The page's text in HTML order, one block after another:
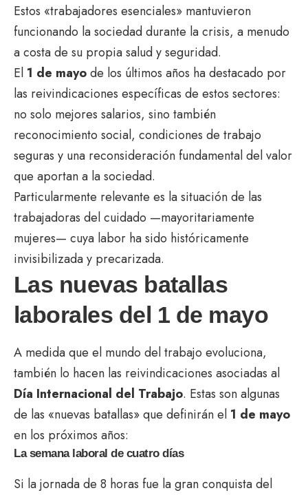
Estos «trabajadores esenciales» mantuvieron
funcionando la sociedad durante la crisis, a menudo
a costa de su propia salud y seguridad.
El 1 de mayode los últimos años ha destacado por
las reivindicaciones específicas de estos sectores:
no solo mejores salarios, sino también
reconocimiento social, condiciones de trabajo
seguras y una reconsideración fundamental del valor
que aportan a la sociedad.
Particularmente relevante es la situación de las
trabajadoras del cuidado —mayoritariamente
mujeres— cuya labor ha sido históricamente
invisibilizada y precarizada.
Las nuevas batallas
laborales del 1 de mayo
A medida que el mundo del trabajo evoluciona,
también lo hacen las reivindicaciones asociadas al
Día Internacional del Trabajo. Estas son algunas
de las «nuevas batallas» que definirán el 1 de mayo
en los próximos años:
La semana laboral de cuatro días
Si la jornada de 8 horas fue la gran conquista del